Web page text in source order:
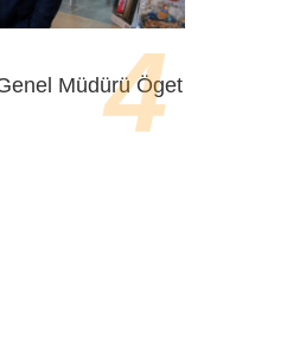
Müdürü Öget